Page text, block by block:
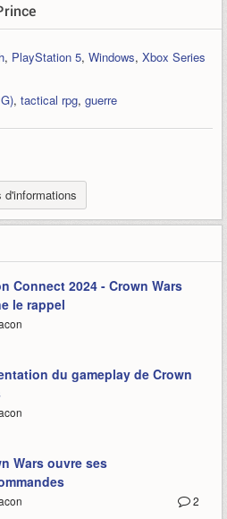
, PlayStation 5, Windows, Xbox Series
, tactical rpg, guerre
d'informations
Connect 2024 - Crown Wars
le rappel
du gameplay de Crown
Wars ouvre ses
2